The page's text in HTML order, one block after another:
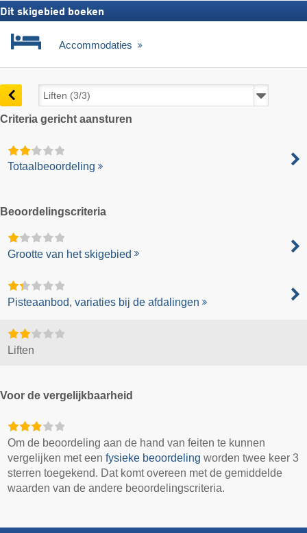
Dit skigebied boeken
Accommodaties
Criteria gericht aansturen
Totaalbeoordeling
Beoordelingscriteria
Grootte van het skigebied
Pisteaanbod, variaties bij de afdalingen
Liften
Voor de vergelijkbaarheid
Om de beoordeling aan de hand van feiten te kunnen
vergelijken met eenfysieke beoordeling worden twee keer 3
sterren toegekend. Dat komt overeen met de gemiddelde
waarden van de andere beoordelingscriteria.